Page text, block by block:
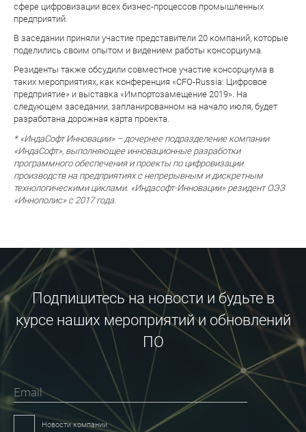
сфере цифровизации всех бизнес-процессов промышленных
предприятий.
В заседании приняли участие представители 20 компаний, которые
поделились своим опытом и видением работы консорциума.
Резиденты также обсудили совместное участие консорциума в
таких мероприятиях, как конференция «CFO-Russia: Цифровое
предприятие» и выставка «Импортозамещение 2019». На
следующем заседании, запланированном на начало июля, будет
разработана дорожная карта проекта.
* «ИндаСофт Инновации» – дочернее подразделение компании
«ИндаСофт», выполняющее инновационные разработки
программного обеспечения и проекты по цифровизации
производств на предприятиях с непрерывным и дискретным
технологическими циклами. «Индасофт-Инновации» резидент ОЭЗ
«Иннополис» с 2017 года.
Подпишитесь на новости и будьте в
курсе наших мероприятий и обновлений
ПО
Email
Новости компании